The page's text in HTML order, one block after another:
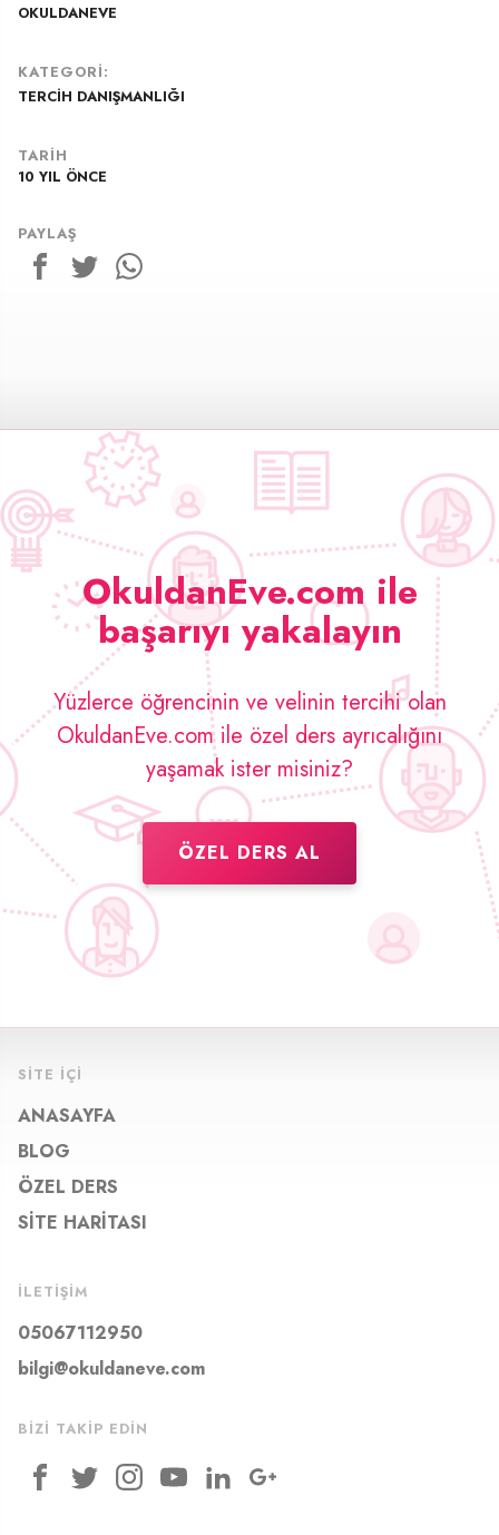
OKULDANEVE
KATEGORI:
TERCIH DANIŞMANLIĞI
TARIH
10 YIL ÖNCE
PAYLAŞ
OkuldanEve.com ile
başarıyı yakalayın
Yüzlerce öğrencinin ve velinin tercihi olan
OkuldanEve.com ile özel ders ayrıcalığını
yaşamak ister misiniz?
ÖZEL DERS AL
SITE İÇI
ANASAYFA
BLOG
ÖZEL DERS
SITE HARITASI
İLETIŞIM
05067112950
bilgi@okuldaneve.com
BIZI TAKIP EDIN